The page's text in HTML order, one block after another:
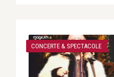
CONCERTE & SPECTACOLE